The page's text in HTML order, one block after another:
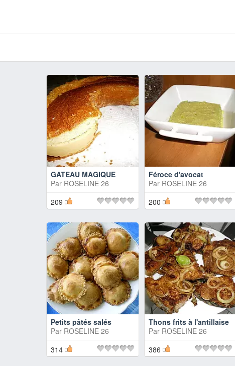
GATEAU MAGIQUE
Par ROSELINE 26
209
Féroce d'avocat
Par ROSELINE 26
200
Petits pâtés salés
Par ROSELINE 26
314
Thons frits à l'antillaise
Par ROSELINE 26
386